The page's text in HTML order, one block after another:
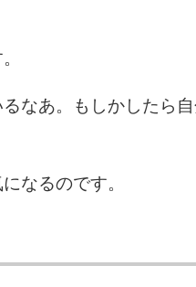
なあ。もしかしたら
なるのです。